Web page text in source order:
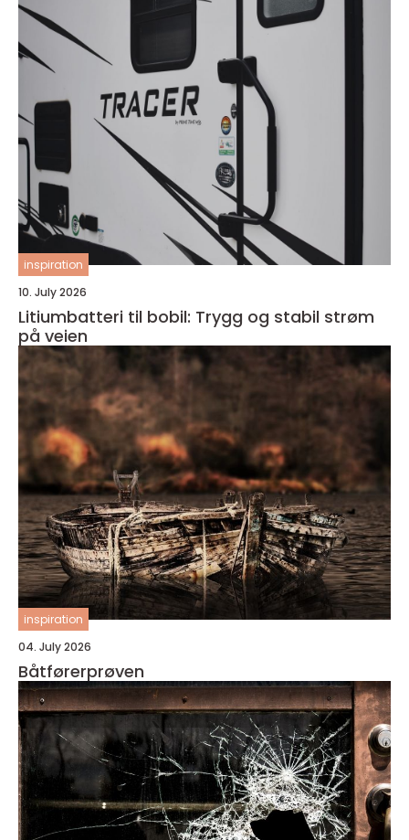
inspiration
10. July 2026
Litiumbatteri til bobil: Trygg og stabil strøm
på veien
inspiration
04. July 2026
Båtførerprøven